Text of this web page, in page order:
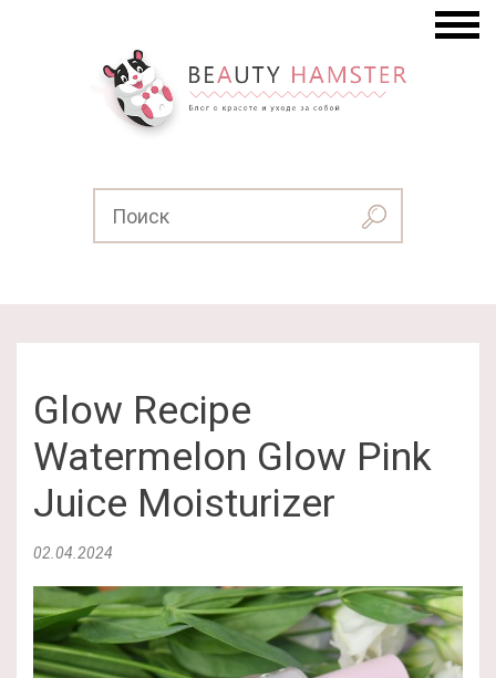
Glow Recipe
Watermelon Glow Pink
Juice Moisturizer
02.04.2024